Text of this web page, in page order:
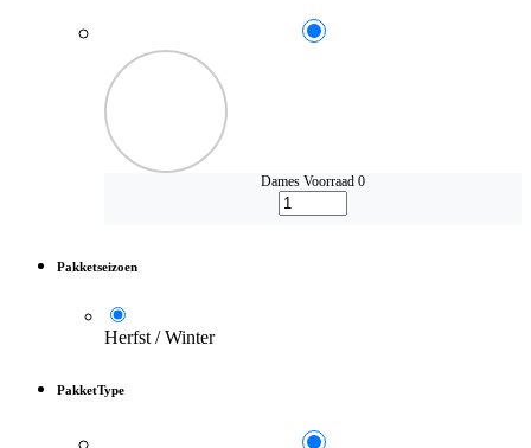
Dames Voorraad 0
Pakketseizoen
Herfst / Winter
PakketType